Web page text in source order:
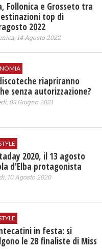
Follonica e Grosseto tra
top di
2022
14 Agosto 2022
riapriranno
senza autorizzazione?
03 Giugno 2021
2020, il 13 agosto
d'Elba protagonista
10 Agosto 2020
in festa: si
le 28 finaliste di Miss